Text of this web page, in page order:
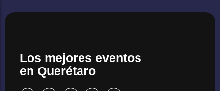
Los mejores eventos
en Querétaro